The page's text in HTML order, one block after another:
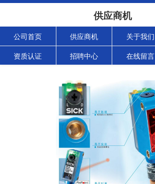
供应商机
公司首页 供应商机 关于我们
资质认证 招聘中心 在线留言